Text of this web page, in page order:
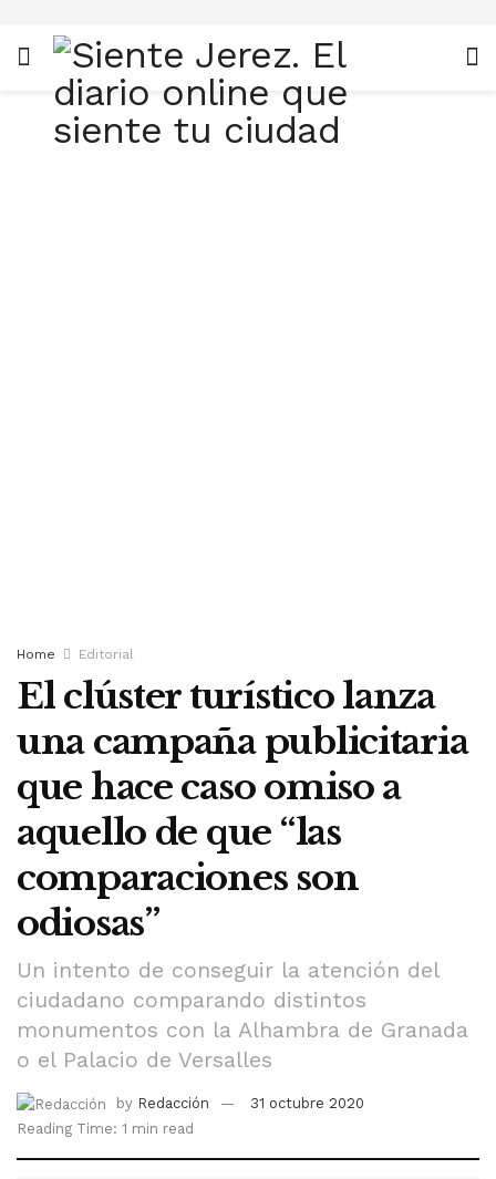
Home Editorial
El clúster turístico lanza
una campaña publicitaria
que hace caso omiso a
aquello de que “las
comparaciones son
odiosas”
Un intento de conseguir la atención del
ciudadano comparando distintos
monumentos con la Alhambra de Granada
o el Palacio de Versalles
by Redacción
31 octubre 2020
Reading Time: 1 min read